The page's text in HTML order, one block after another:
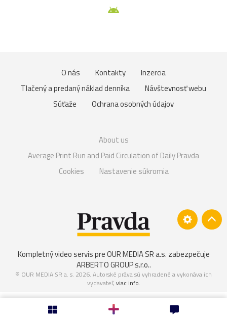
O nás Kontakty
Inzercia
Tlačený a predaný náklad denníka
Návštevnosť webu
Súťaže
Ochrana osobných údajov
About us
Average Print Run and Paid Circulation of Daily Pravda
Cookies
Nastavenie súkromia
Kompletný video servis pre OUR MEDIA SR a.s. zabezpečuje
ARBERTO GROUP s.r.o..
© OUR MEDIA SR a. s. 2026. Autorské práva sú vyhradené a vykonáva ich
vydavateľ, viac info.